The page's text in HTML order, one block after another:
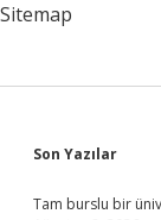
Sitemap
Son Yazılar
Tam burslu bir